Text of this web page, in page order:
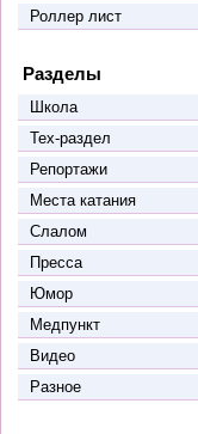
Роллер лист
Разделы
Школа
Тех-раздел
Репортажи
Места катания
Слалом
Пресса
Юмор
Медпункт
Видео
Разное